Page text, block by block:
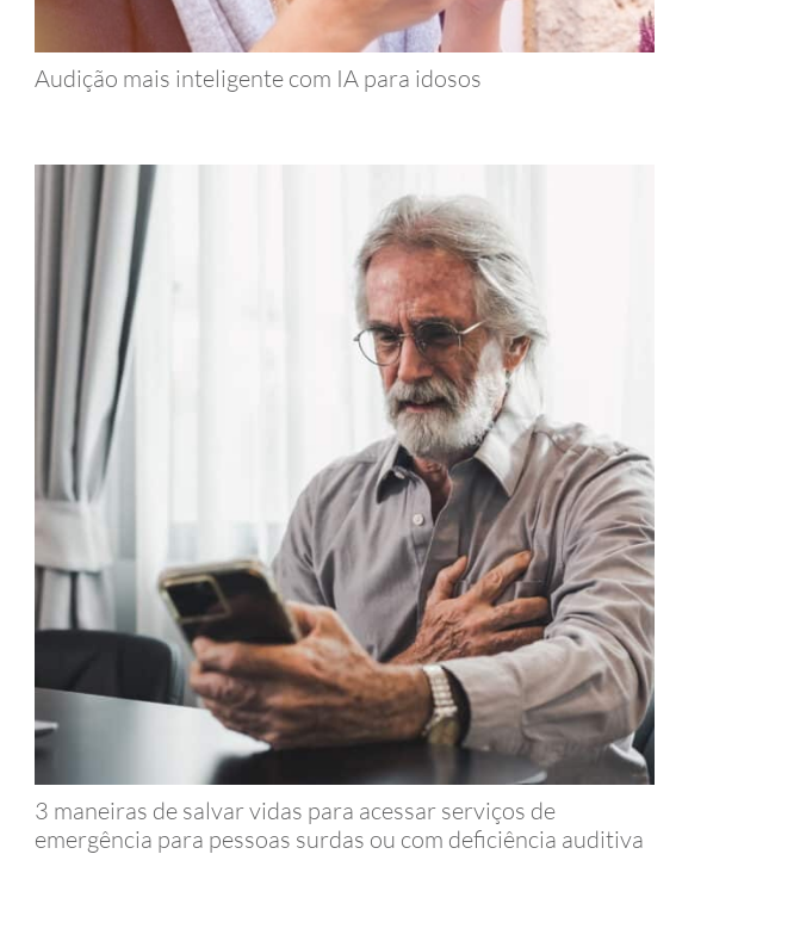
Audição mais inteligente com IA para idosos
3 maneiras de salvar vidas para acessar serviços de
emergência para pessoas surdas ou com deficiência auditiva